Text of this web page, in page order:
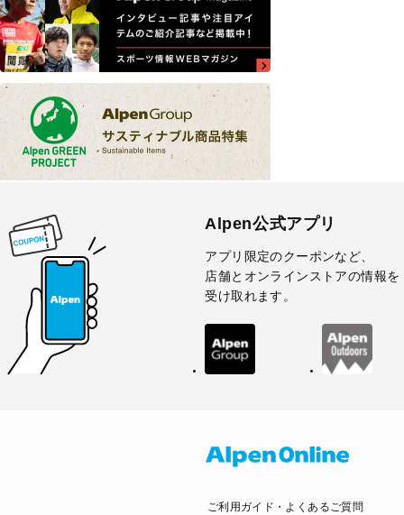
Alpen公式アプリ
アプリ限定のクーポンなど、
店舗とオンラインストアの情報を
受け取れます。
ご利用ガイド・よくあるご質問